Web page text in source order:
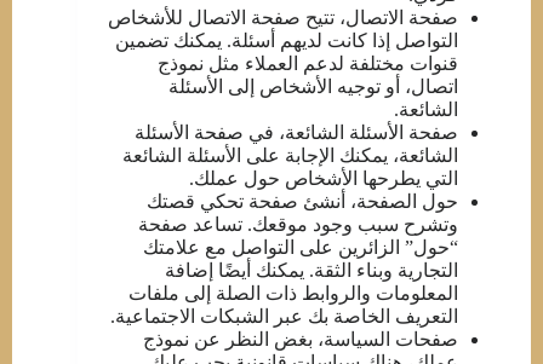
صفحة الاتصال، تتيح صفحة الاتصال للأشخاص
التواصل إذا كانت لديهم أسئلة. يمكنك تضمين
قنوات مختلفة لدعم العملاء مثل نموذج
اتصال، أو توجيه الأشخاص إلى الأسئلة
الشائعة.
صفحة الأسئلة الشائعة، في صفحة الأسئلة
الشائعة، يمكنك الإجابة على الأسئلة الشائعة
التي يطرحها الأشخاص حول عملك.
حول الصفحة، أنشئ صفحة تحكي قصتك
وتشرح سبب وجود موقعك. تساعد صفحة
“حول” الزائرين على التواصل مع علامتك
التجارية وبناء الثقة. يمكنك أيضًا إضافة
المعلومات والروابط ذات الصلة إلى ملفات
التعريف الخاصة بك عبر الشبكات الاجتماعية.
صفحات السياسة، بغض النظر عن نموذج